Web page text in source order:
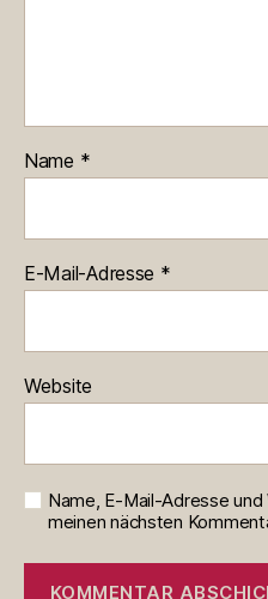
Name *
E-Mail-Adresse *
Website
Name, E-Mail-Adresse
meinen nächsten